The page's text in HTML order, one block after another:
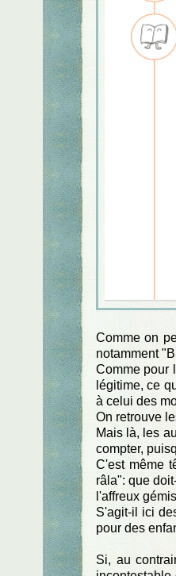
Comme on
notamment
Comme pour
légitime, ce
à celui des
On retrouve
Mais là, les
compter,
C'est même
râla": que
l'affreux
S'agit-il ici
pour des
Si, au